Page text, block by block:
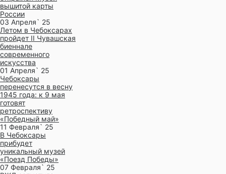
вышитой карты
России
03 Апреля` 25
Летом в Чебоксарах
пройдет II Чувашская
биеннале
современного
искусства
01 Апреля` 25
Чебоксары
перенесутся в весну
1945 года: к 9 мая
готовят
ретроспективу
«Победный май»
11 Февраля` 25
В Чебоксары
прибудет
уникальный музей
«Поезд Победы»
07 Февраля` 25